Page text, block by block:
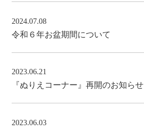
2024.07.08
令和６年お盆期間について
2023.06.21
『ぬりえコーナー』再開のお知らせ
2023.06.03